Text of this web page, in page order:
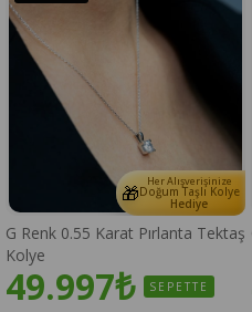
🎁 Her Alışverişinize
Doğum Taşlı Kolye
Hediye
G Renk 0.55 Karat Pırlanta Tektaş
Kolye
49.997₺ SEPETTE